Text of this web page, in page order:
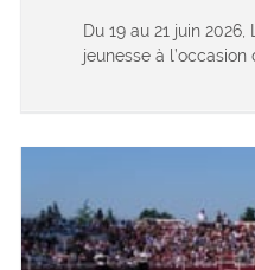
Du 19 au 21 juin
jeunesse à